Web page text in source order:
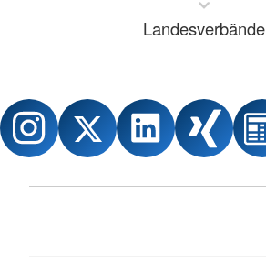
Landesverbände